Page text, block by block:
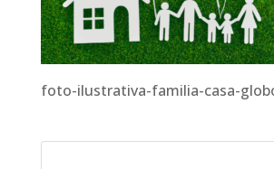
foto-ilustrativa-familia-casa-